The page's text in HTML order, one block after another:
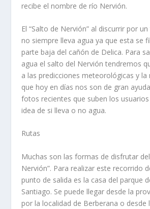
recibe el nombre de río Nervión.
El “Salto de Nervión” al discurrir por
no siempre lleva agua ya que esta se
parte baja del cañón de Delica. Para
agua el salto del Nervión tendremos
a las predicciones meteorológicas y la
que hoy en días nos son de gran
fotos recientes que suben los
idea de si lleva o no agua.
Rutas
Muchas son las formas de disfrutar
Nervión”. Para realizar este recorrido
punto de salida es la casa del parque
Santiago. Se puede llegar desde la
por la localidad de Berberana o desde